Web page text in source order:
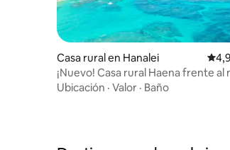
Casa rural en Hanalei
¡Nuevo! Casa rural Haena frente al
unos pasos de la playa
Ubicación · Valor · Baño